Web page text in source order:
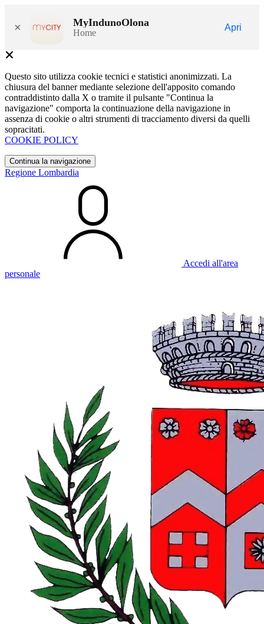
× MyIndunoOlona
Home
Apri
Questo sito utilizza cookie tecnici e statistici anonimizzati. La
chiusura del banner mediante selezione dell'apposito comando
contraddistinto dalla X o tramite il pulsante "Continua la
navigazione" comporta la continuazione della navigazione in
assenza di cookie o altri strumenti di tracciamento diversi da quelli
sopracitati.
COOKIE POLICY
Continua la navigazione
Regione Lombardia
Accedi all'area
personale